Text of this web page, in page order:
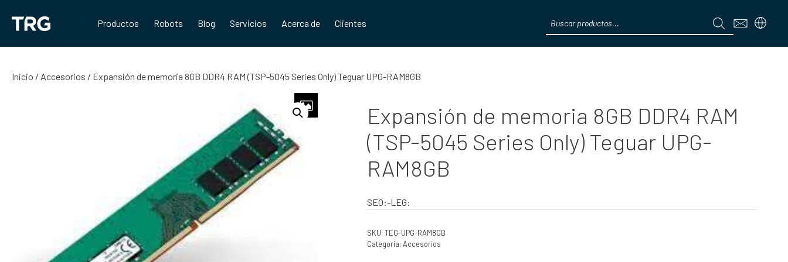
contenido
Productos Robots Blog Servicios Acerca de Clientes
search
Inicio / Accesorios / Expansión de memoria 8GB DDR4 RAM (TSP-5045 Series Only) Teguar UPG-RAM8GB
Expansión de memoria 8GB DDR4 RAM
(TSP-5045 Series Only) Teguar UPG-
RAM8GB
SEO:-LEG:
SKU: TEG-UPG-RAM8GB
Categoría: Accesorios